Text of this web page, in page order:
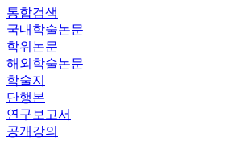
통합검색
국내학술논문
학위논문
해외학술논문
학술지
단행본
연구보고서
공개강의